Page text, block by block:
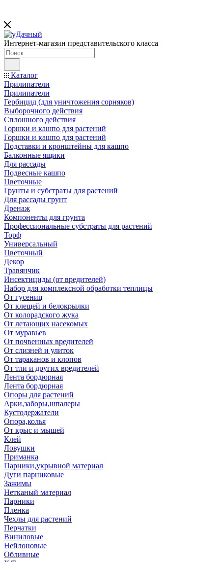
Интернет-магазин представительского класса
Каталог
Прилипатели
Прилипатели
Гербицид (для уничтожения сорняков)
Выборочного действия
Сплошного действия
Горшки и кашпо для растений
Горшки и кашпо для растений
Подставки и кронштейны для кашпо
Балконные ящики
Для рассады
Подвесные кашпо
Цветочные
Грунты и субстраты для растений
Для рассады грунт
Дренаж
Компоненты для грунта
Профессиональные субстраты для растений
Торф
Универсальный
Цветочный
Декор
Травянчик
Инсектициды (от вредителей)
Набор для комплексной обработки теплицы
От гусениц
От клещей и белокрылки
От колорадского жука
От летающих насекомых
От муравьев
От почвенных вредителей
От слизней и улиток
От тараканов и клопов
От тли и других вредителей
Лента бордюрная
Лента бордюрная
Опоры для растений
Арки,заборы,шпалеры
Кустодержатели
Опора,колья
От крыс и мышей
Клей
Ловушки
Приманка
Парники,укрывной материал
Дуги парниковые
Зажимы
Нетканый материал
Парники
Пленка
Чехлы для растений
Перчатки
Виниловые
Нейлоновые
Обливные